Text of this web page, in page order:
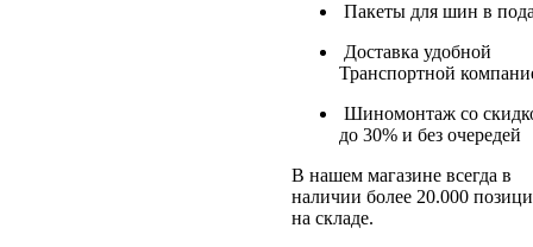
Пакеты для шин в
Доставка удобной
Транспортной
Шиномонтаж со
до 30% и без очередей
В нашем магазине всегда в
наличии более 20.000
на складе.